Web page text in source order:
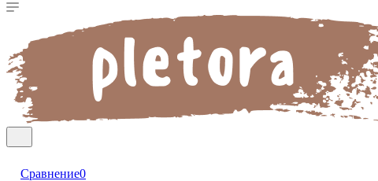
Сравнение0